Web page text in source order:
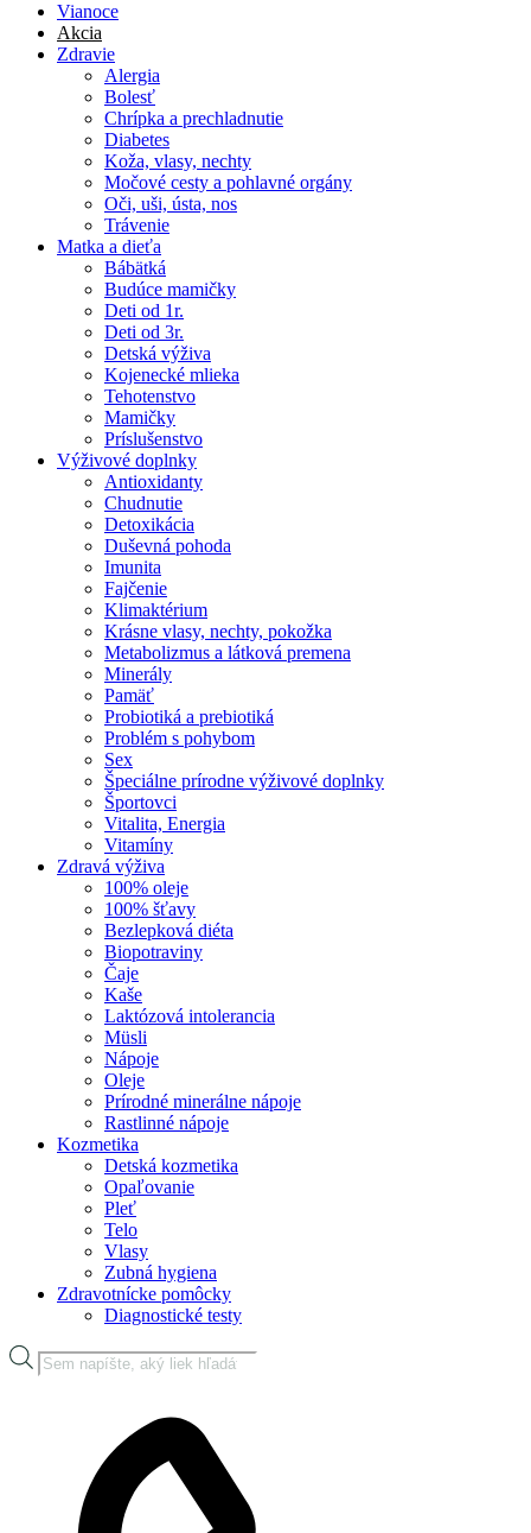
Vianoce
Akcia
Zdravie
Alergia
Bolesť
Chrípka a prechladnutie
Diabetes
Koža, vlasy, nechty
Močové cesty a pohlavné orgány
Oči, uši, ústa, nos
Trávenie
Matka a dieťa
Bábätká
Budúce mamičky
Deti od 1r.
Deti od 3r.
Detská výživa
Kojenecké mlieka
Tehotenstvo
Mamičky
Príslušenstvo
Výživové doplnky
Antioxidanty
Chudnutie
Detoxikácia
Duševná pohoda
Imunita
Fajčenie
Klimaktérium
Krásne vlasy, nechty, pokožka
Metabolizmus a látková premena
Minerály
Pamäť
Probiotiká a prebiotiká
Problém s pohybom
Sex
Špeciálne prírodne výživové doplnky
Športovci
Vitalita, Energia
Vitamíny
Zdravá výživa
100% oleje
100% šťavy
Bezlepková diéta
Biopotraviny
Čaje
Kaše
Laktózová intolerancia
Müsli
Nápoje
Oleje
Prírodné minerálne nápoje
Rastlinné nápoje
Kozmetika
Detská kozmetika
Opaľovanie
Pleť
Telo
Vlasy
Zubná hygiena
Zdravotnícke pomôcky
Diagnostické testy
Products
search